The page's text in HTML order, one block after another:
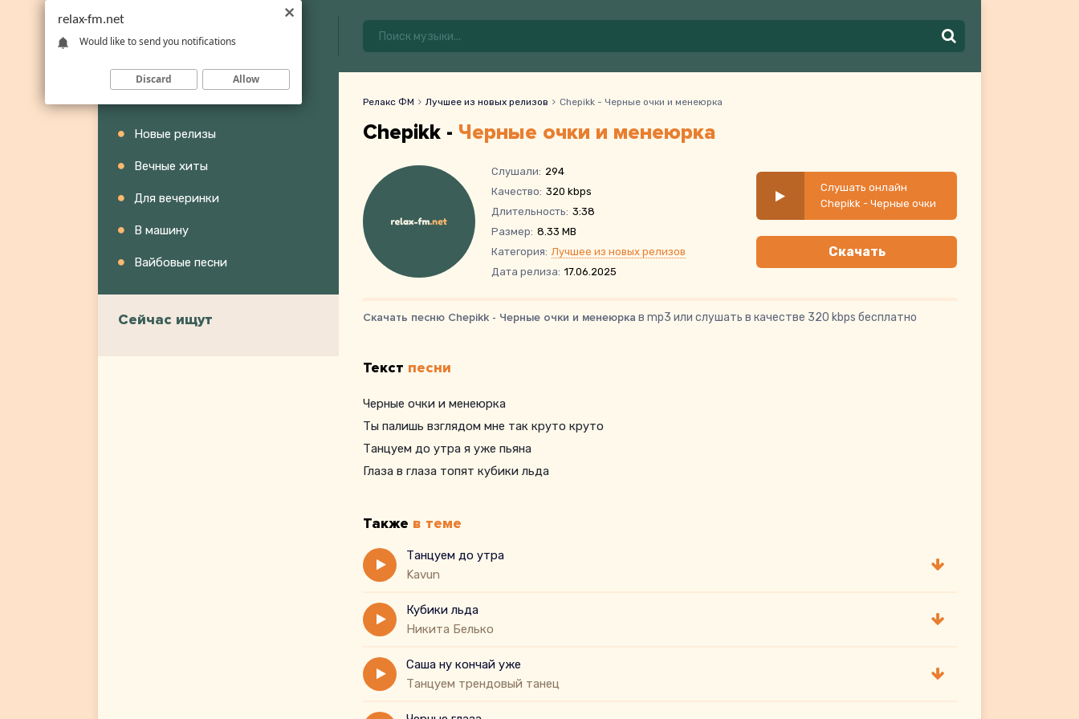
Новые релизы
Вечные хиты
Для вечеринки
В машину
Вайбовые песни
Сейчас ищут
Релакс ФМ Лучшее из новых релизов Chepikk - Черные очки и менеюрка
Chepikk - Черные очки и менеюрка
Слушали: 294
Качество: 320 kbps
Длительность: 3:38
Размер: 8.33 MB
Категория: Лучшее из новых релизов
Дата релиза: 17.06.2025
Слушать онлайн
Chepikk - Черные очки
и менеюрка
Скачать
Скачать песню Chepikk - Черные очки и менеюрка в mp3 или слушать в качестве 320 kbps бесплатно
Текст песни
Черные очки и менеюрка
Ты палишь взглядом мне так круто круто
Танцуем до утра я уже пьяна
Глаза в глаза топят кубики льда
Также в теме
Танцуем до утра
Kavun
Кубики льда
Никита Белько
Саша ну кончай уже
Танцуем трендовый танец
relax-fm.net
Would like to send you notifications
Discard Allow